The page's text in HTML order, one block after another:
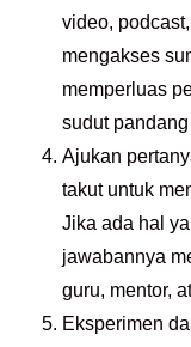
video,
mengakses
memperluas
sudut
Ajukan
takut untuk
Jika ada hal
jawabannya
guru, mentor,
Eksperimen